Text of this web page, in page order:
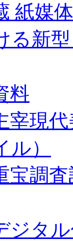
紙媒
る新
料
宰現
ル）
宝調
ジタ